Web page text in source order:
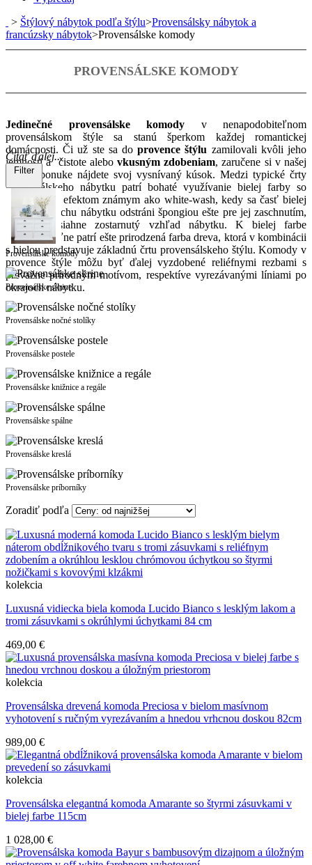
> Štýlový nábytok podľa štýlu>Provensálsky nábytok a
francúzsky nábytok>Provensálske komody
PROVENSÁLSKE KOMODY
Jedinečné provensálske komody v nenapodobiteľnom
provensálskom štýle sa stanú šperkom každej romantickej
domácnosti. Či už ste sa do provence štýlu zamilovali kvôli jeho
jemnosti a čistote alebo vkusným zdobeniam, zaručene si v našej
širokej ponuke nájdete svoj vysnívaný kúsok. Medzi typické črty
provensálskeho nábytku patrí bohaté využívanie bielej farby so
zostárnutým efektom známym ako white-wash, kedy sa časť bielej
farby z povrchu nábytku odstráni špongiou ešte pre jej zaschnutím,
čím sa dosiahne zostarnutý vzhľad nábytku. K bielej farbe
neodmysliteľne patrí ešte prirodzená farba dreva, ktorá v kombinácii
s bielou predstavuje základnú črtu provensálskeho štýlu. Komody v
provence štýle môžu byť ďalej vyzdobené reliéfnymi rezbami s
prevažne prírodným motívom, respektíve vyrezávanými líniami po
okrajoch nábytku.
Čítať ďalej...
Filter
Provensálske komody
Provensálske skrine
Provensálske nočné stolíky
Provensálske postele
Provensálske knižnice a regále
Provensálske spálne
Provensálske kreslá
Provensálske príborníky
Zoradiť podľa
kolekcia
Luxusná vidiecka biela komoda Lucido Bianco s lesklým lakom a
tromi zásuvkami s okrúhlymi úchytkami 84 cm
469,00 €
kolekcia
Provensálska drevená komoda Preciosa v bielom masívnom
vyhotovení s ručným vyrezávaním a hnedou vrhcnou doskou 82cm
989,00 €
kolekcia
Provensálska elegantná komoda Amarante so štyrmi zásuvkami v
bielej farbe 115cm
1 028,00 €